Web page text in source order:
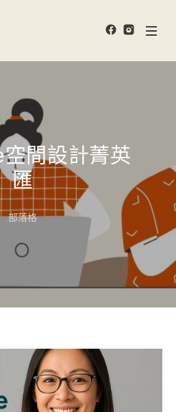
間設計菁英
匯
部落格